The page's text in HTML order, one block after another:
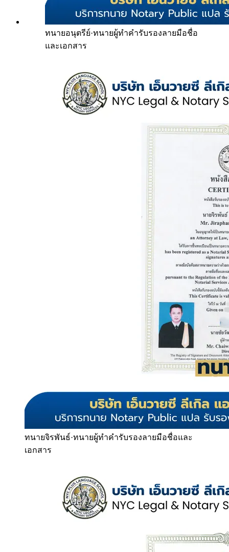
ทนายอนุตรีย์·ทนายผู้ทำคำรับรองลายมือชื่อ
และเอกสาร
ทนายจิรพันธ์·ทนายผู้ทำคำรับรองลายมือชื่อและ
เอกสาร